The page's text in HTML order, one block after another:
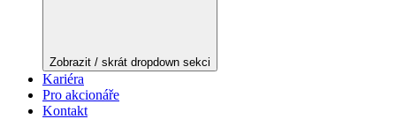
Zobrazit / skrát dropdown sekci
Kariéra
Pro akcionáře
Kontakt